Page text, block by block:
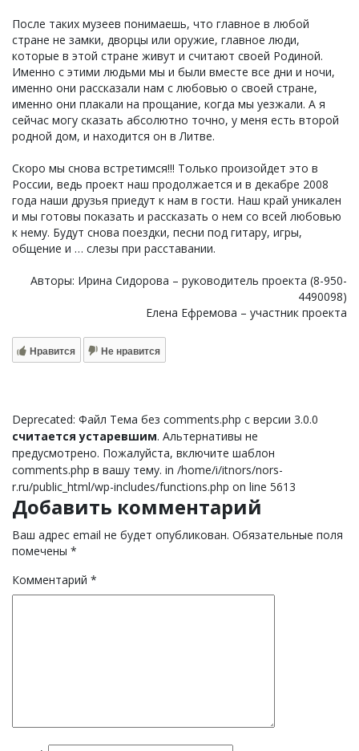
После таких музеев понимаешь, что главное в любой
стране не замки, дворцы или оружие, главное люди,
которые в этой стране живут и считают своей Родиной.
Именно с этими людьми мы и были вместе все дни и ночи,
именно они рассказали нам с любовью о своей стране,
именно они плакали на прощание, когда мы уезжали. А я
сейчас могу сказать абсолютно точно, у меня есть второй
родной дом, и находится он в Литве.
Скоро мы снова встретимся!!! Только произойдет это в
России, ведь проект наш продолжается и в декабре 2008
года наши друзья приедут к нам в гости. Наш край уникален
и мы готовы показать и рассказать о нем со всей любовью
к нему. Будут снова поездки, песни под гитару, игры,
общение и … слезы при расставании.
Авторы: Ирина Сидорова – руководитель проекта (8-950-
4490098)
Елена Ефремова – участник проекта
Нравится Не нравится
Deprecated: Файл Тема без comments.php с версии 3.0.0
считается устаревшим. Альтернативы не
предусмотрено. Пожалуйста, включите шаблон
comments.php в вашу тему. in /home/i/itnors/nors-
r.ru/public_html/wp-includes/functions.php on line 5613
Добавить комментарий
Ваш адрес email не будет опубликован. Обязательные поля
помечены *
Комментарий *